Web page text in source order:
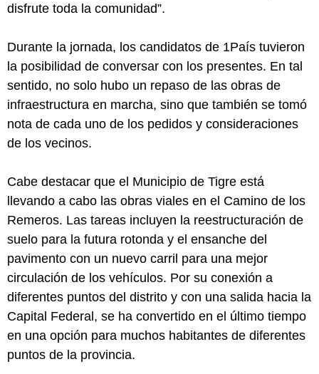
disfrute toda la comunidad”.
Durante la jornada, los candidatos de 1País tuvieron
la posibilidad de conversar con los presentes. En tal
sentido, no solo hubo un repaso de las obras de
infraestructura en marcha, sino que también se tomó
nota de cada uno de los pedidos y consideraciones
de los vecinos.
Cabe destacar que el Municipio de Tigre está
llevando a cabo las obras viales en el Camino de los
Remeros. Las tareas incluyen la reestructuración de
suelo para la futura rotonda y el ensanche del
pavimento con un nuevo carril para una mejor
circulación de los vehículos. Por su conexión a
diferentes puntos del distrito y con una salida hacia la
Capital Federal, se ha convertido en el último tiempo
en una opción para muchos habitantes de diferentes
puntos de la provincia.